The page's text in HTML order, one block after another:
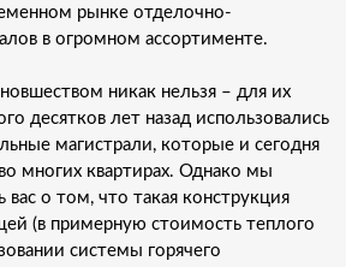
рынке отделочно-
в огромном ассортименте.
никак нельзя – для их
десятков лет назад использовались
магистрали, которые и сегодня
многих квартирах. Однако мы
о том, что такая конструкция
(в примерную стоимость теплого
системы горячего